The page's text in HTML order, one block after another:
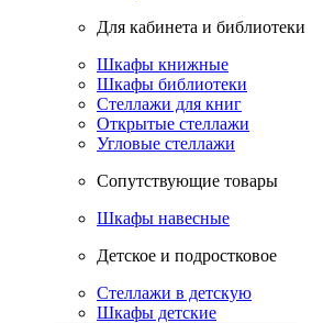
Для кабинета и библиотеки
Шкафы книжные
Шкафы библиотеки
Стеллажи для книг
Открытые стеллажи
Угловые стеллажи
Сопутствующие товары
Шкафы навесные
Детское и подростковое
Стеллажи в детскую
Шкафы детские